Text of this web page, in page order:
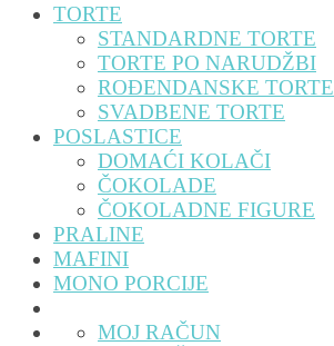
TORTE
STANDARDNE TORTE
TORTE PO NARUDŽBI
ROĐENDANSKE TORTE
SVADBENE TORTE
POSLASTICE
DOMAĆI KOLAČI
ČOKOLADE
ČOKOLADNE FIGURE
PRALINE
MAFINI
MONO PORCIJE
MOJ RAČUN